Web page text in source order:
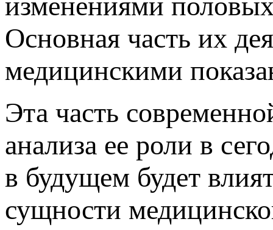
Основная часть их
медицинскими
Эта часть
анализа ее роли в
в будущем будет
сущности